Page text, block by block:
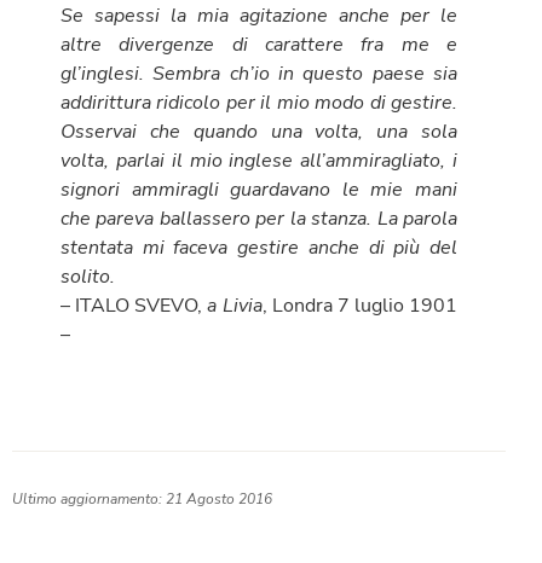
Se sapessi la mia agitazione anche per le
altre divergenze di carattere fra me e
gl’inglesi. Sembra ch’io in questo paese sia
addirittura ridicolo per il mio modo di gestire.
Osservai che quando una volta, una sola
volta, parlai il mio inglese all’ammiragliato, i
signori ammiragli guardavano le mie mani
che pareva ballassero per la stanza. La parola
stentata mi faceva gestire anche di più del
solito.
– ITALO SVEVO,a Livia, Londra 7 luglio 1901
–
Ultimo aggiornamento: 21 Agosto 2016